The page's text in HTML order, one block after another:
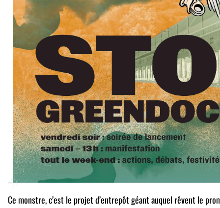
Ce monstre, c’est le projet d’entrepôt géant auquel rêvent le